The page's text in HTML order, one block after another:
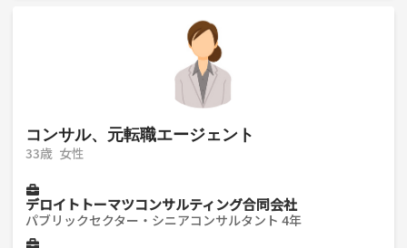
目線、プロモーション事情など、内情を伺いたい方もお声がけ
コンサル、元転職エージェント
33歳 女性
デロイトトーマツコンサルティング合同会社
パブリックセクター・シニアコンサルタント 4年